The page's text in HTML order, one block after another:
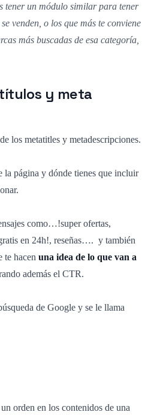
tener un módulo similar para tener
venden, o los que más te conviene
más buscadas de esa categoría,
y meta
los metatitles y metadescripciones.
la página y dónde tienes que incluir
como…!super ofertas,
en 24h!, reseñas…. y también
te hacen una idea de lo que van a
además el CTR.
de Google y se le llama
orden en los contenidos de una